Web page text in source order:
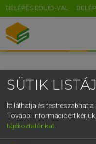
BELÉPÉS EDUID-VAL
SÜTIK
Itt láthatja és
További információért
tájékoztatónkat
GR
5
g h k l
v b n m